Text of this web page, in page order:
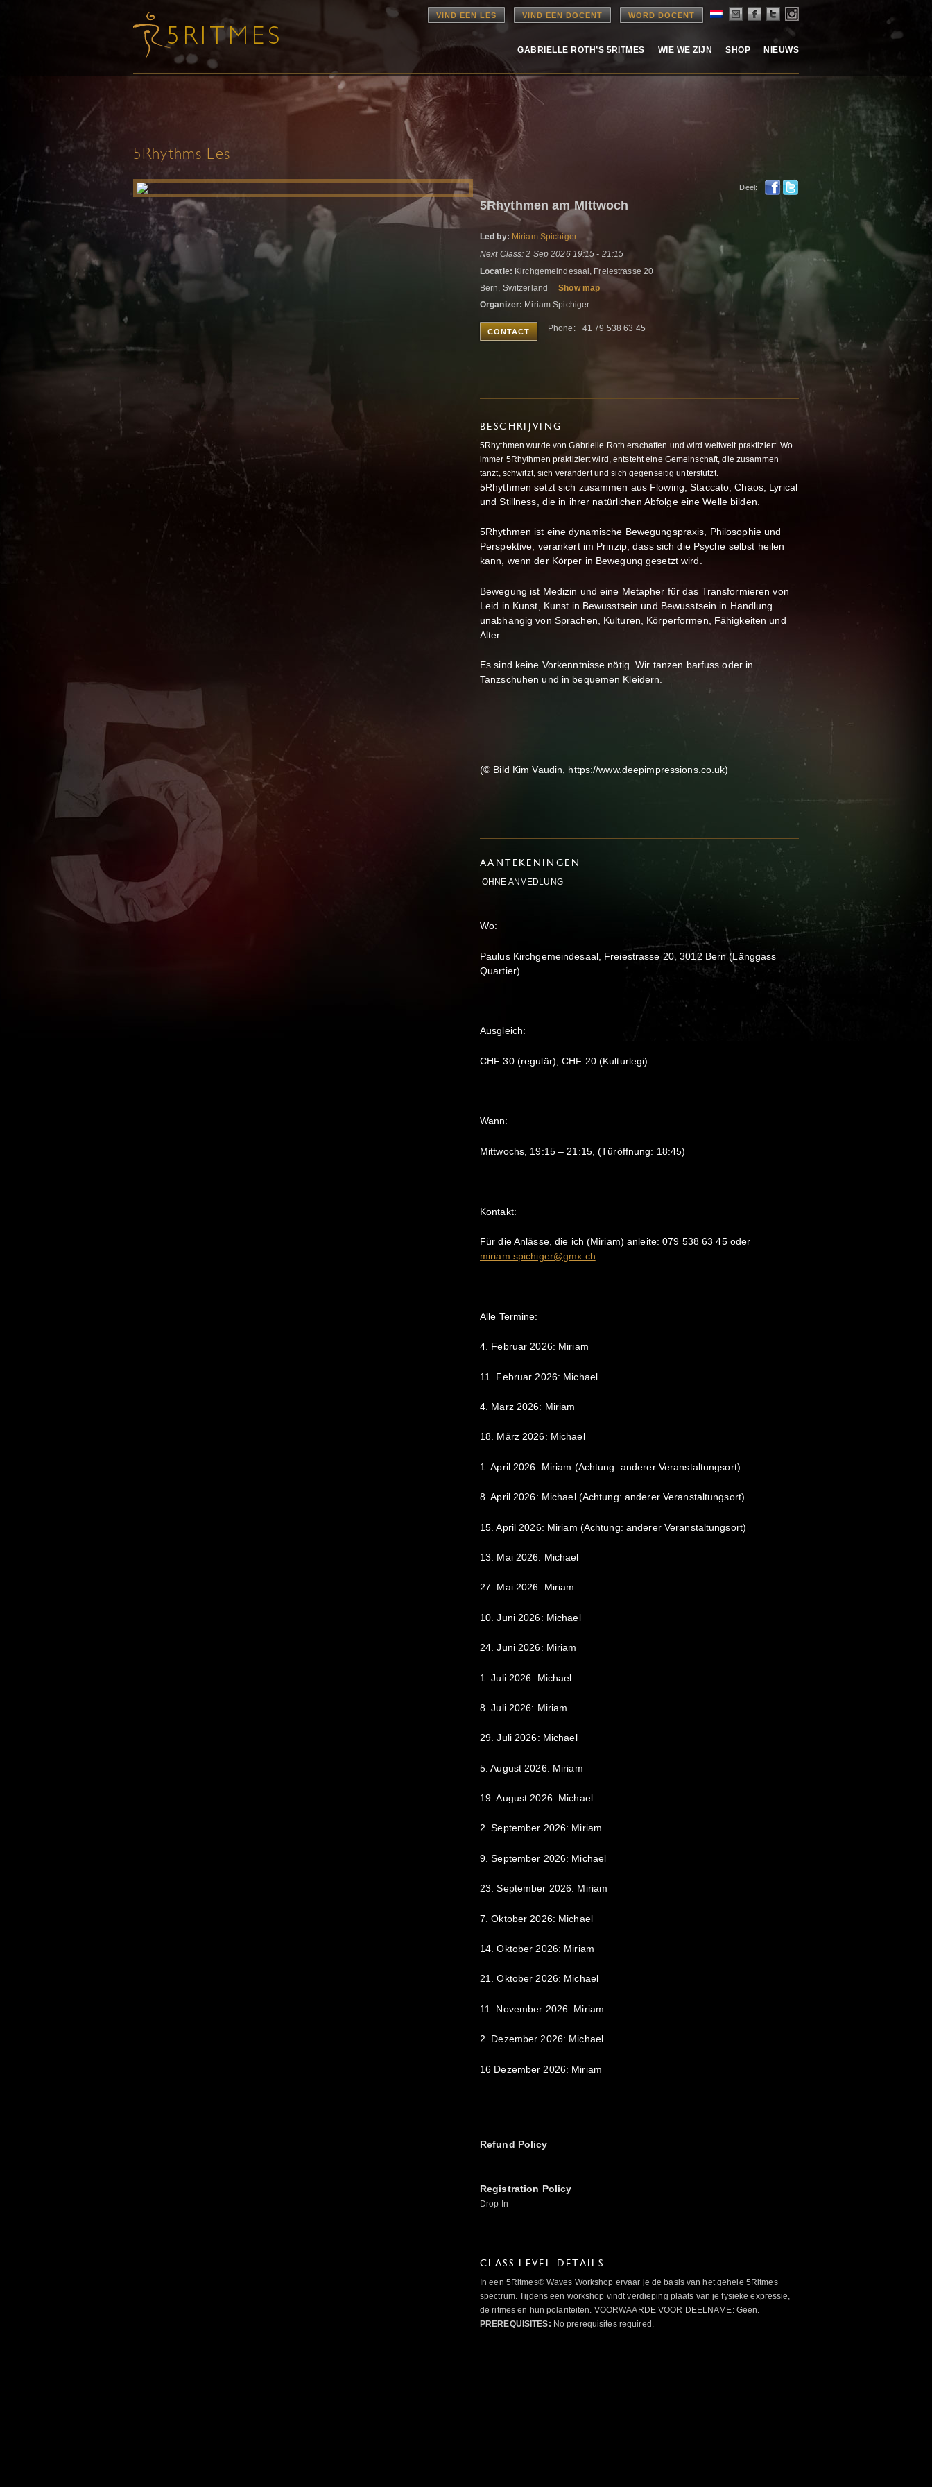
VIND EEN LES VIND EEN DOCENT WORD DOCENT
GABRIELLE ROTH’S 5RITMES WIE WE ZIJN SHOP NIEUWS
5Rhythms Les
Deel:
5Rhythmen am MIttwoch
Led by: Miriam Spichiger
Next Class: 2 Sep 2026 19:15 - 21:15
Locatie: Kirchgemeindesaal, Freiestrasse 20
Bern, Switzerland
Show map
Organizer: Miriam Spichiger
CONTACT Phone: +41 79 538 63 45
BESCHRIJVING
5Rhythmen wurde von Gabrielle Roth erschaffen und wird weltweit praktiziert. Wo
immer 5Rhythmen praktiziert wird, entsteht eine Gemeinschaft, die zusammen
tanzt, schwitzt, sich verändert und sich gegenseitig unterstützt.
5Rhythmen setzt sich zusammen aus Flowing, Staccato, Chaos, Lyrical
und Stillness, die in ihrer natürlichen Abfolge eine Welle bilden.
5Rhythmen ist eine dynamische Bewegungspraxis, Philosophie und
Perspektive, verankert im Prinzip, dass sich die Psyche selbst heilen
kann, wenn der Körper in Bewegung gesetzt wird.
Bewegung ist Medizin und eine Metapher für das Transformieren von
Leid in Kunst, Kunst in Bewusstsein und Bewusstsein in Handlung
unabhängig von Sprachen, Kulturen, Körperformen, Fähigkeiten und
Alter.
Es sind keine Vorkenntnisse nötig. Wir tanzen barfuss oder in
Tanzschuhen und in bequemen Kleidern.
(© Bild Kim Vaudin, https://www.deepimpressions.co.uk)
AANTEKENINGEN
OHNE ANMEDLUNG
Wo:
Paulus Kirchgemeindesaal, Freiestrasse 20, 3012 Bern (Länggass
Quartier)
Ausgleich:
CHF 30 (regulär), CHF 20 (Kulturlegi)
Wann:
Mittwochs, 19:15 – 21:15, (Türöffnung: 18:45)
Kontakt:
Für die Anlässe, die ich (Miriam) anleite: 079 538 63 45 oder
miriam.spichiger@gmx.ch
Alle Termine:
4. Februar 2026: Miriam
11. Februar 2026: Michael
4. März 2026: Miriam
18. März 2026: Michael
1. April 2026: Miriam (Achtung: anderer Veranstaltungsort)
8. April 2026: Michael (Achtung: anderer Veranstaltungsort)
15. April 2026: Miriam (Achtung: anderer Veranstaltungsort)
13. Mai 2026: Michael
27. Mai 2026: Miriam
10. Juni 2026: Michael
24. Juni 2026: Miriam
1. Juli 2026: Michael
8. Juli 2026: Miriam
29. Juli 2026: Michael
5. August 2026: Miriam
19. August 2026: Michael
2. September 2026: Miriam
9. September 2026: Michael
23. September 2026: Miriam
7. Oktober 2026: Michael
14. Oktober 2026: Miriam
21. Oktober 2026: Michael
11. November 2026: Miriam
2. Dezember 2026: Michael
16 Dezember 2026: Miriam
Refund Policy
Registration Policy
Drop In
CLASS LEVEL DETAILS
In een 5Ritmes® Waves Workshop ervaar je de basis van het gehele 5Ritmes
spectrum. Tijdens een workshop vindt verdieping plaats van je fysieke expressie,
de ritmes en hun polariteiten. VOORWAARDE VOOR DEELNAME: Geen.
PREREQUISITES: No prerequisites required.